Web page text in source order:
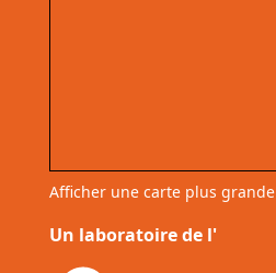
Afficher une carte plus grande
Un laboratoire de l'